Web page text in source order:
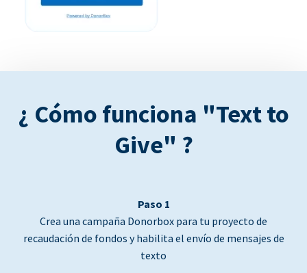
¿ Cómo funciona "Text to
Give" ?
Paso 1
Crea una campaña Donorbox para tu proyecto de
recaudación de fondos y habilita el envío de mensajes de
texto